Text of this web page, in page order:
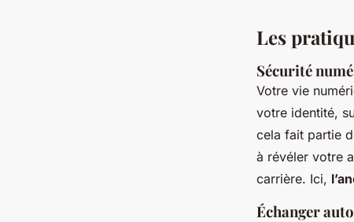
Les
Sécurité
Votre vie
votre identité,
cela fait partie
à révéler votre
carrière. Ici,
Échanger